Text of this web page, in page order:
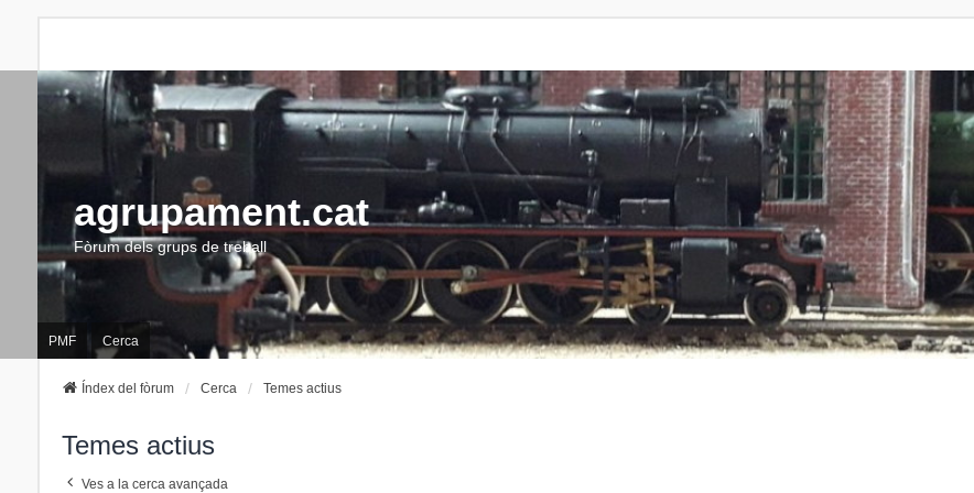
agrupament.cat
Fòrum dels grups de treball
PMF Cerca
Índex del fòrum Cerca Temes actius
Temes actius
Ves a la cerca avançada